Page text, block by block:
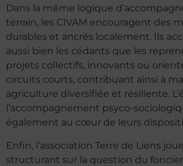
Dans la même logique
terrain, les CIVAM encouragent des
durables et ancrés localement. Ils
aussi bien les cédants que les
projets collectifs, innovants ou
circuits courts, contribuant ainsi à
agriculture diversifiée et résiliente.
l’accompagnement psyco-
également au cœur de leurs
Enfin, l’association Terre de Liens
structurant sur la question du